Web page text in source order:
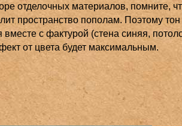
отделочных материалов, помните,
пространство пополам. Поэтому
вместе с фактурой (стена синяя,
от цвета будет максимальным.